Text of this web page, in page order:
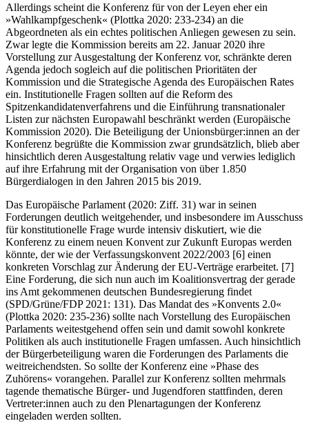
Allerdings scheint die Konferenz für von der Leyen eher ein
»Wahlkampfgeschenk« (Plottka 2020: 233-234) an die
Abgeordneten als ein echtes politischen Anliegen gewesen zu sein.
Zwar legte die Kommission bereits am 22. Januar 2020 ihre
Vorstellung zur Ausgestaltung der Konferenz vor, schränkte deren
Agenda jedoch sogleich auf die politischen Prioritäten der
Kommission und die Strategische Agenda des Europäischen Rates
ein. Institutionelle Fragen sollten auf die Reform des
Spitzenkandidatenverfahrens und die Einführung transnationaler
Listen zur nächsten Europawahl beschränkt werden (Europäische
Kommission 2020). Die Beteiligung der Unionsbürger:innen an der
Konferenz begrüßte die Kommission zwar grundsätzlich, blieb aber
hinsichtlich deren Ausgestaltung relativ vage und verwies lediglich
auf ihre Erfahrung mit der Organisation von über 1.850
Bürgerdialogen in den Jahren 2015 bis 2019.
Das Europäische Parlament (2020: Ziff. 31) war in seinen
Forderungen deutlich weitgehender, und insbesondere im Ausschuss
für konstitutionelle Frage wurde intensiv diskutiert, wie die
Konferenz zu einem neuen Konvent zur Zukunft Europas werden
könnte, der wie der Verfassungskonvent 2022/2003 [6] einen
konkreten Vorschlag zur Änderung der EU-Verträge erarbeitet. [7]
Eine Forderung, die sich nun auch im Koalitionsvertrag der gerade
ins Amt gekommenen deutschen Bundesregierung findet
(SPD/Grüne/FDP 2021: 131). Das Mandat des »Konvents 2.0«
(Plottka 2020: 235-236) sollte nach Vorstellung des Europäischen
Parlaments weitestgehend offen sein und damit sowohl konkrete
Politiken als auch institutionelle Fragen umfassen. Auch hinsichtlich
der Bürgerbeteiligung waren die Forderungen des Parlaments die
weitreichendsten. So sollte der Konferenz eine »Phase des
Zuhörens« vorangehen. Parallel zur Konferenz sollten mehrmals
tagende thematische Bürger- und Jugendforen stattfinden, deren
Vertreter:innen auch zu den Plenartagungen der Konferenz
eingeladen werden sollten.